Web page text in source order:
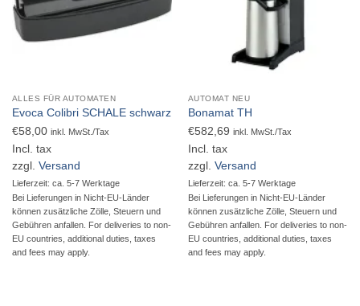
ALLES FÜR AUTOMATEN
Evoca Colibri SCHALE schwarz
€58,00 inkl. MwSt./Tax
Incl. tax
zzgl. Versand
Lieferzeit: ca. 5-7 Werktage
Bei Lieferungen in Nicht-EU-Länder
können zusätzliche Zölle, Steuern und
Gebühren anfallen. For deliveries to non-
EU countries, additional duties, taxes
and fees may apply.
AUTOMAT NEU
Bonamat TH
€582,69 inkl. MwSt./Tax
Incl. tax
zzgl. Versand
Lieferzeit: ca. 5-7 Werktage
Bei Lieferungen in Nicht-EU-Länder
können zusätzliche Zölle, Steuern und
Gebühren anfallen. For deliveries to non-
EU countries, additional duties, taxes
and fees may apply.